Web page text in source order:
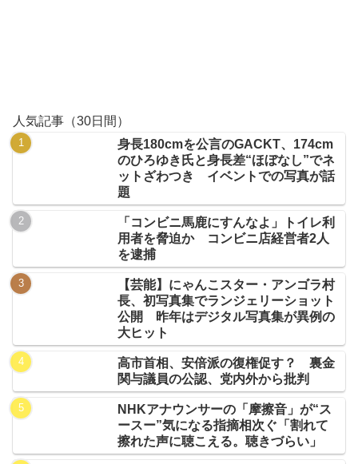
人気記事（30日間）
身長180cmを公言のGACKT、174cm
のひろゆき氏と身長差“ほぼなし”でネ
ットざわつき イベントでの写真が話
題
「コンビニ馬鹿にすんなよ」トイレ利
用者を脅迫か コンビニ店経営者2人
を逮捕
【芸能】にゃんこスター・アンゴラ村
長、初写真集でランジェリーショット
公開 昨年はデジタル写真集が異例の
大ヒット
高市首相、安倍派の復権促す？ 裏金
関与議員の公認、党内外から批判
NHKアナウンサーの「摩擦音」が“ス
ースー”気になる指摘相次ぐ「割れて
擦れた声に聴こえる。聴きづらい」